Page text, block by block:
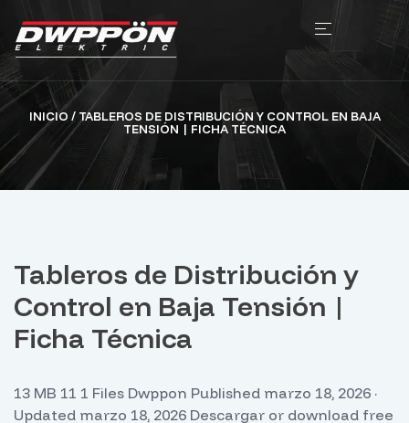
INICIO / TABLEROS DE DISTRIBUCIÓN Y CONTROL EN BAJA
TENSIÓN | FICHA TÉCNICA
Tableros de Distribución y
Control en Baja Tensión |
Ficha Técnica
13 MB 11 1 Files Dwppon Published marzo 18, 2026 ·
Updated marzo 18, 2026 Descargar or download free